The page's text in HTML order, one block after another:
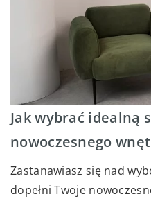
Jak wybrać idealną
nowoczesnego
Zastanawiasz się nad
dopełni Twoje